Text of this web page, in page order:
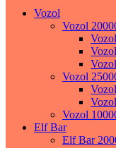
Vozol
Vozol
Vozol
Vozol
Elf Bar
Elf Bar